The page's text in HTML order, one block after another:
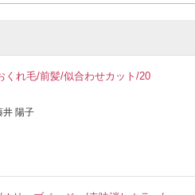
くれ毛/前髪/似合わせカット/20
井 陽子